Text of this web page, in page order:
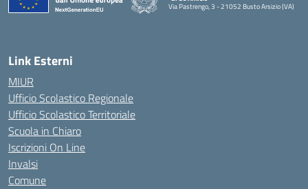
Via Pastrengo, 3 - 21052 Busto Arsizio (VA)
Link Esterni
MIUR
Ufficio Scolastico Regionale
Ufficio Scolastico Territoriale
Scuola in Chiaro
Iscrizioni On Line
Invalsi
Comune